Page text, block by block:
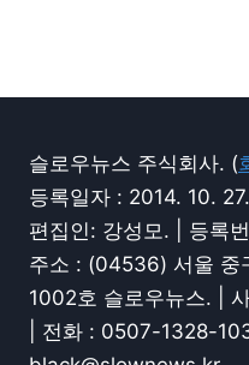
슬로우뉴스 주식회사. (
등록일자 : 2014. 10.
편집인: 강성모. | 등록
주소 : (04536) 서울 중
1002호 슬로우뉴스. |
| 전화 : 0507-1328-